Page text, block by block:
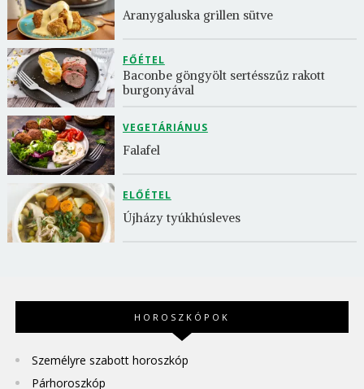
Aranygaluska grillen sütve
FŐÉTEL
Baconbe göngyölt sertésszűz rakott
burgonyával
VEGETÁRIÁNUS
Falafel
ELŐÉTEL
Újházy tyúkhúsleves
HOROSZKÓPOK
Személyre szabott horoszkóp
Párhoroszkóp